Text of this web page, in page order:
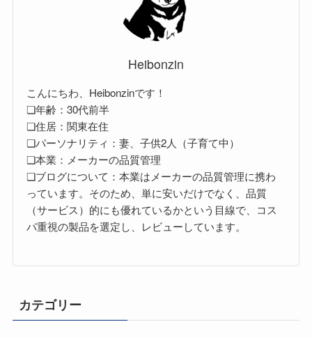
Heibonzin
こんにちわ、Heibonzinです！
❏年齢：30代前半
❏住居：関東在住
❏パーソナリティ：妻、子供2人（子育て中）
❏本業：メーカーの品質管理
❏ブログについて：本業はメーカーの品質管理に携わ
っています。そのため、単に安いだけでなく、品質
（サービス）的にも優れているかという目線で、コス
パ重視の製品を選定し、レビューしています。
カテゴリー